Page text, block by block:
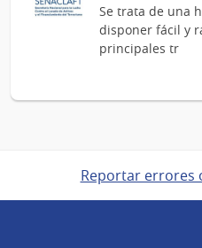
Se trata de una
disponer fácil y
principales tr
Reportar errores